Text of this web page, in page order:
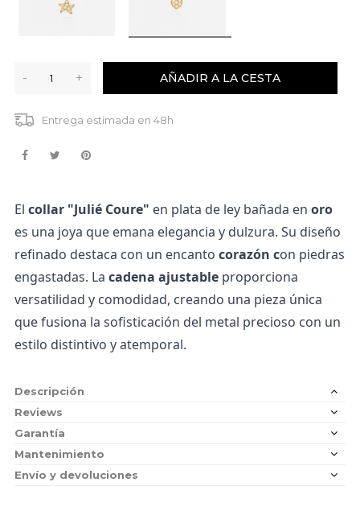
- + AÑADIR A LA CESTA
Entrega estimada en 48h
El collar "Julié Coure" en plata de ley bañada en oro
es una joya que emana elegancia y dulzura. Su diseño
refinado destaca con un encanto corazón con piedras
engastadas. La cadena ajustable proporciona
versatilidad y comodidad, creando una pieza única
que fusiona la sofisticación del metal precioso con un
estilo distintivo y atemporal.
Descripción
Reviews
Garantía
Mantenimiento
Envío y devoluciones